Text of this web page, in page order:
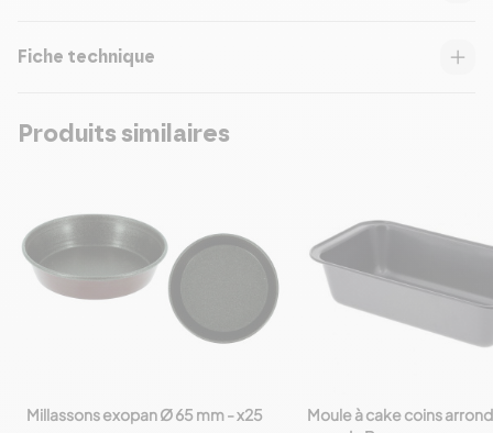
Fiche technique
Produits similaires
favorite_border
Millassons exopan Ø 65 mm - x25 favorite_border
Moule à cake coins